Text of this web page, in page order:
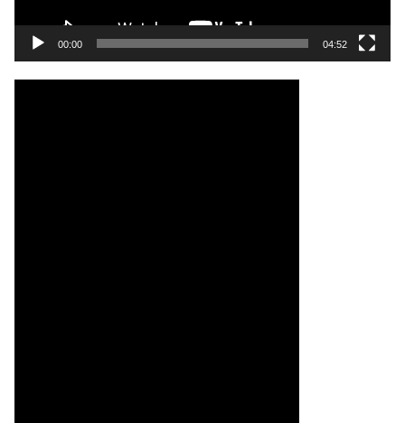
00:00 04:52